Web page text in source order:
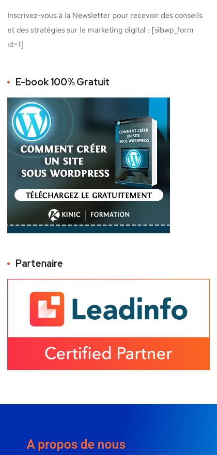
Inscrivez-vous à la Newsletter pour recevoir des conseils
et des stratégies sur le marketing digital : [sibwp_form
id=1]
E-book 100% Gratuit
Partenaire
A propos de nous